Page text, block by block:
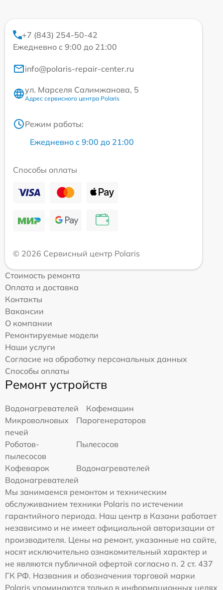
+7 (843) 254-50-42
Ежедневно с 9:00 до 21:00
info@polaris-repair-center.ru
ул. Марселя Салимжанова, 5
Адрес сервисного центра Polaris
Режим работы:
Ежедневно с 9:00 до 21:00
Способы оплаты
© 2026 Сервисный центр Polaris
Стоимость ремонта
Оплата и доставка
Контакты
Вакансии
О компании
Ремонтируемые модели
Наши услуги
Согласие на обработку персональных данных
Способы оплаты
Ремонт устройств
Водонагревателей
Кофемашин
Микроволновых
печей
Парогенераторов
Роботов-
пылесосов
Пылесосов
Кофеварок
Водонагревателей
Водонагревателей
Мы занимаемся ремонтом и техническим
обслуживанием техники Polaris по истечении
гарантийного периода. Наш центр в Казани работает
независимо и не имеет официальной авторизации от
производителя. Цены на ремонт, указанные на сайте,
носят исключительно ознакомительный характер и
не являются публичной офертой согласно п. 2 ст. 437
ГК РФ. Названия и обозначения торговой марки
Polaris упоминаются только в информационных целях